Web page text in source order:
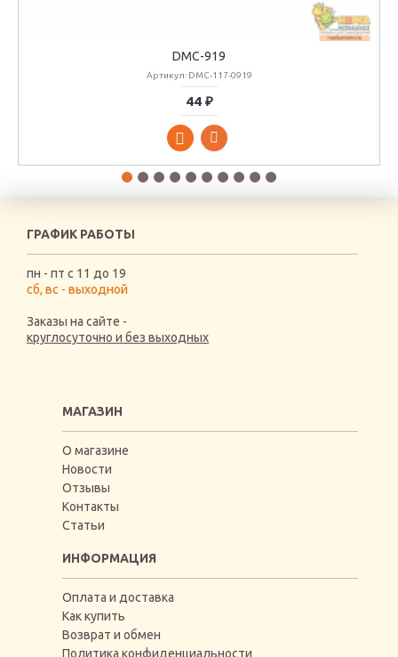
DMC-919
Артикул: DMC-117-0919
44 ₽
ГРАФИК РАБОТЫ
пн - пт с 11 до 19
сб, вс - выходной
Заказы на сайте -
круглосуточно и без выходных
МАГАЗИН
О магазине
Новости
Отзывы
Контакты
Статьи
ИНФОРМАЦИЯ
Оплата и доставка
Как купить
Возврат и обмен
Политика конфиденциальности